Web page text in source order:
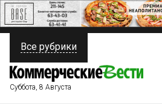
ПОЛИТИКА
ФИНАНСЫ
Все рубрики
Суббота, 8 Августа